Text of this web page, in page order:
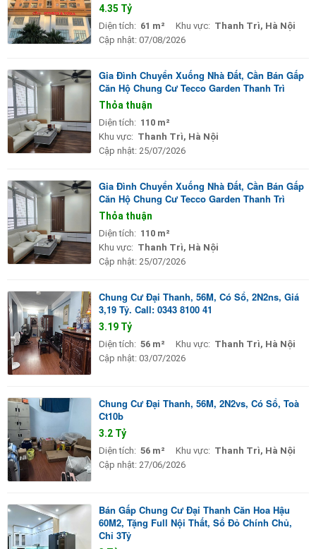
4.35 Tỷ
Diện tích: 61 m² Khu vực: Thanh Trì, Hà Nội
Cập nhật: 07/08/2026
Gia Đình Chuyển Xuống Nhà Đất, Cần Bán Gấp
Căn Hộ Chung Cư Tecco Garden Thanh Trì
Thỏa thuận
Diện tích: 110 m²
Khu vực: Thanh Trì, Hà Nội
Cập nhật: 25/07/2026
Gia Đình Chuyển Xuống Nhà Đất, Cần Bán Gấp
Căn Hộ Chung Cư Tecco Garden Thanh Trì
Thỏa thuận
Diện tích: 110 m²
Khu vực: Thanh Trì, Hà Nội
Cập nhật: 25/07/2026
Chung Cư Đại Thanh, 56M, Có Sổ, 2N2ns, Giá
3,19 Tỷ. Call: 0343 8100 41
3.19 Tỷ
Diện tích: 56 m² Khu vực: Thanh Trì, Hà Nội
Cập nhật: 03/07/2026
Chung Cư Đại Thanh, 56M, 2N2vs, Có Sổ, Toà
Ct10b
3.2 Tỷ
Diện tích: 56 m² Khu vực: Thanh Trì, Hà Nội
Cập nhật: 27/06/2026
Bán Gấp Chung Cư Đại Thanh Căn Hoa Hậu
60M2, Tặng Full Nội Thất, Sổ Đỏ Chính Chủ,
Chỉ 3Tỷ